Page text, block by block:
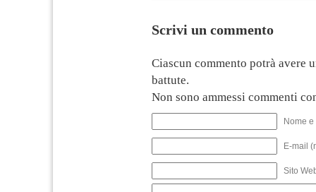
Scrivi un commento
Ciascun commento potrà avere
battute.
Non sono ammessi commenti
Nome
E-mail
Sito